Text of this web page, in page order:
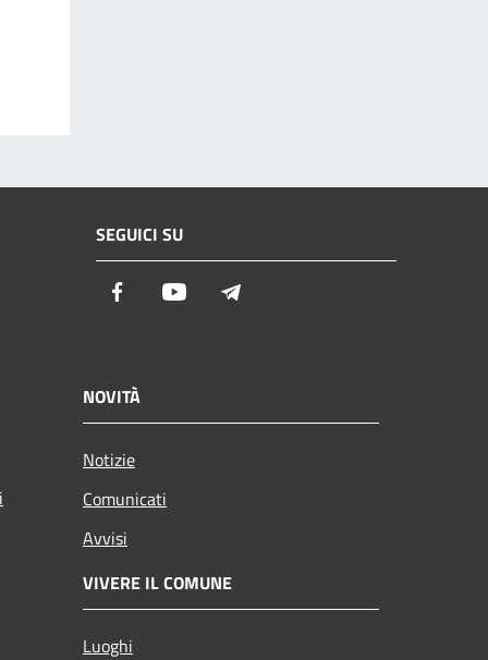
SEGUICI SU
Facebook Youtube
NOVITÀ
Notizie
Comunicati
Avvisi
VIVERE IL COMUNE
Luoghi